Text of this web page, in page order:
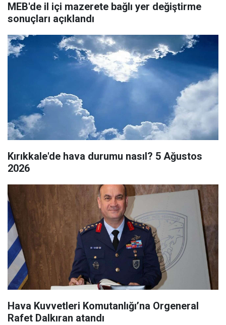
MEB'de il içi mazerete bağlı yer değiştirme
sonuçları açıklandı
Kırıkkale'de hava durumu nasıl? 5 Ağustos
2026
Hava Kuvvetleri Komutanlığı’na Orgeneral
Rafet Dalkıran atandı